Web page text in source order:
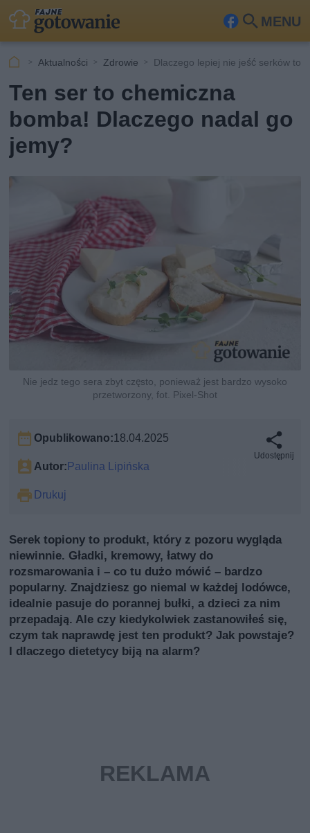
MENU
Fa
ook
Szu
kaj
Aktualności Zdrowie Dlaczego lepiej nie jeść serków
Ten ser to chemiczna
bomba! Dlaczego nadal go
jemy?
Nie jedz tego sera zbyt często, ponieważ jest bardzo wysoko
przetworzony, fot. Pixel-Shot
Opublikowano:18.04.2025
Autor:Paulina Lipińska
Drukuj
Udostępnij
Serek topiony to produkt, który z pozoru wygląda
niewinnie. Gładki, kremowy, łatwy do
rozsmarowania i – co tu dużo mówić – bardzo
popularny. Znajdziesz go niemal w każdej lodówce,
idealnie pasuje do porannej bułki, a dzieci za nim
przepadają. Ale czy kiedykolwiek zastanowiłeś się,
czym tak naprawdę jest ten produkt? Jak powstaje?
I dlaczego dietetycy biją na alarm?